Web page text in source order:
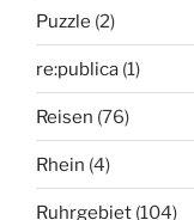
Puzzle (2)
re:publica (1)
Reisen (76)
Rhein (4)
Ruhrgebiet (104)